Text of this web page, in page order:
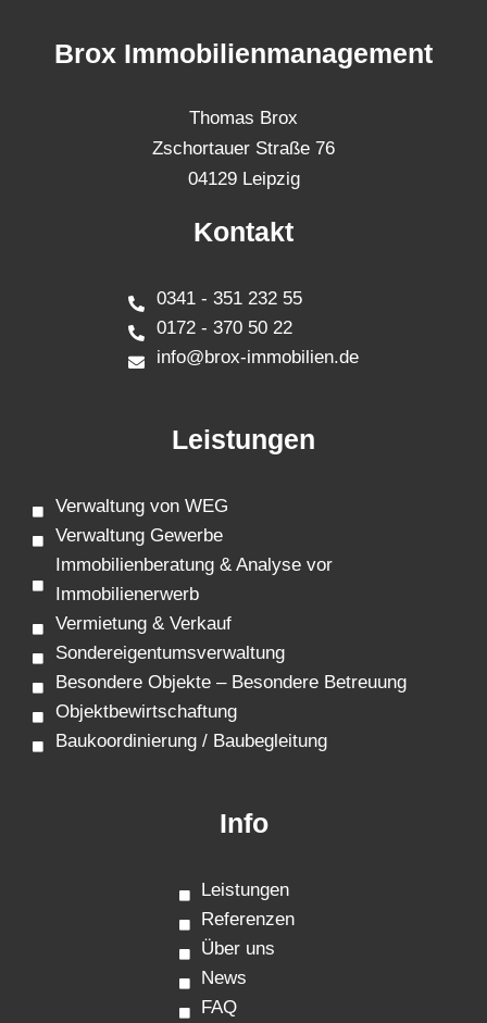
Brox Immobilienmanagement
Thomas Brox
Zschortauer Straße 76
04129 Leipzig
Kontakt
0341 - 351 232 55
0172 - 370 50 22
info@brox-immobilien.de
Leistungen
Verwaltung von WEG
Verwaltung Gewerbe
Immobilienberatung & Analyse vor
Immobilienerwerb
Vermietung & Verkauf
Sondereigentumsverwaltung
Besondere Objekte – Besondere Betreuung
Objektbewirtschaftung
Baukoordinierung / Baubegleitung
Info
Leistungen
Referenzen
Über uns
News
FAQ